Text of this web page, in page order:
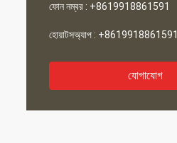
ফোন নম্বর : +8619918861591
হোয়াটসঅ্যাপ : +8619918861591
যোগাযোগ